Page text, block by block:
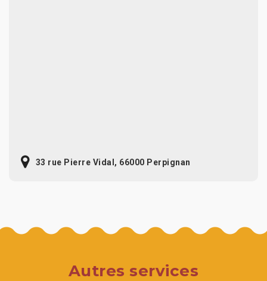
33 rue Pierre Vidal, 66000 Perpignan
Autres services